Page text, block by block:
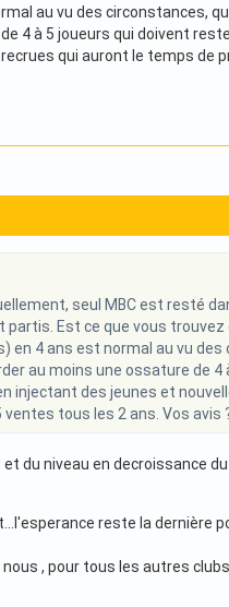
au vu des circonstances,
4 à 5 joueurs qui doivent
qui auront le temps de
seul MBC est resté
Est ce que vous
4 ans est normal au vu
au moins une ossature de
injectant des jeunes et
tous les 2 ans. Vos avis
du niveau en decroissance
reste la dernière
, pour tous les autres